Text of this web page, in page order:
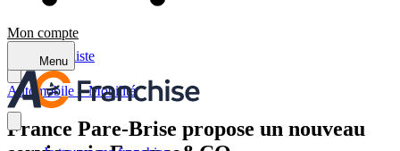
Mon compte
Menu
Retour à la liste
Automobile – Mobilité
France Pare-Brise propose un nouveau